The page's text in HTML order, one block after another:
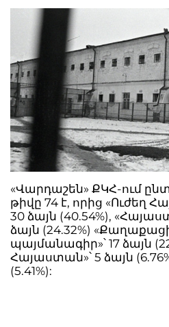
«Վարդաշեն» ՔԿՀ-ում
թիվը 74 է, որից «Ուժեղ
30 ձայն (40.54%),
ձայն (24.32%)
պայմանագիր»՝ 17 ձայն
Հայաստան»՝ 5 ձայն
(5.41%):